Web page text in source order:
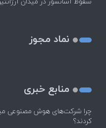
نماد مجوز
منابع خبری
چرا شرکت‌های هوش مصنوعی
کردند؟